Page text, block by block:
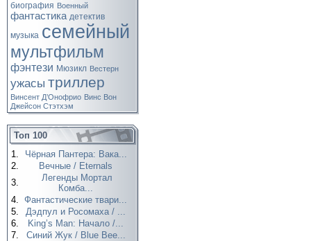
биография Военный
фантастика детектив
музыка семейный
мультфильм
фэнтези Мюзикл Вестерн
ужасы триллер
Винсент Д’Онофрио Винс Вон
Джейсон Стэтхэм
Топ 100
1.
Чёрная Пантера: Вака...
2.
Вечные / Eternals
3.
Легенды Мортал
Комба...
4. Фантастические твари...
5.
Дэдпул и Росомаха / ...
6.
King’s Man: Начало /...
7.
Синий Жук / Blue Bee...